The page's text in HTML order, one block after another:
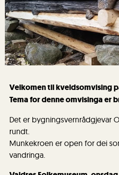
Velkomen til kveldsomvising
Tema for denne omvisinga er
Det er bygningsvernrådgjevar
rundt.
Munkekroen er open for dei
vandringa.